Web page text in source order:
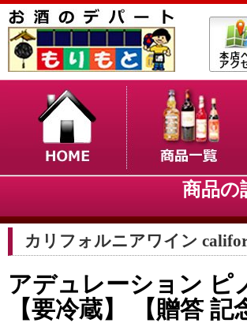
商品
カリフォルニアワイン
アデュレーション ピ
【要冷蔵】 【贈答